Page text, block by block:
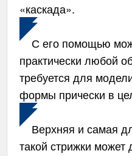
«каскада».
С его помощью
практически любой
требуется для
формы прически в
Верхняя и самая
такой стрижки может